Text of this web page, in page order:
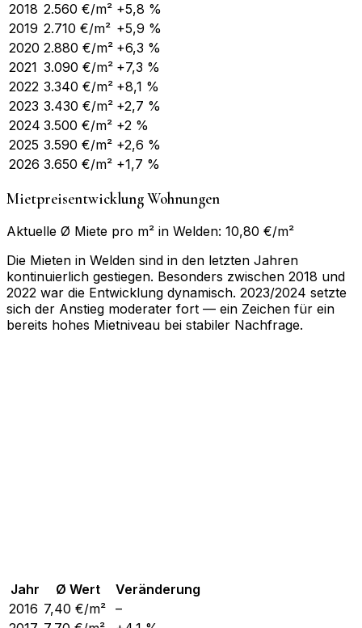
2018 2.560 €/m² +5,8 %
2019 2.710 €/m² +5,9 %
2020 2.880 €/m² +6,3 %
2021 3.090 €/m² +7,3 %
2022 3.340 €/m² +8,1 %
2023 3.430 €/m² +2,7 %
2024 3.500 €/m² +2 %
2025 3.590 €/m² +2,6 %
2026 3.650 €/m² +1,7 %
Mietpreisentwicklung Wohnungen
Aktuelle Ø Miete pro m² in Welden: 10,80 €/m²
Die Mieten in Welden sind in den letzten Jahren
kontinuierlich gestiegen. Besonders zwischen 2018 und
2022 war die Entwicklung dynamisch. 2023/2024 setzte
sich der Anstieg moderater fort — ein Zeichen für ein
bereits hohes Mietniveau bei stabiler Nachfrage.
Jahr Ø Wert
Veränderung
2016 7,40 €/m² –